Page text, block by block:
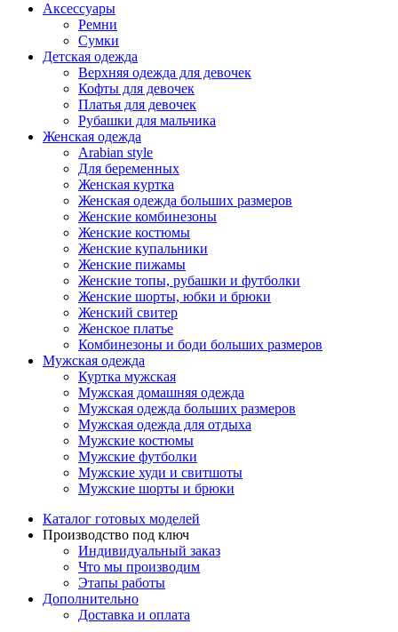
Аксессуары
Ремни
Сумки
Детская одежда
Верхняя одежда для девочек
Кофты для девочек
Платья для девочек
Рубашки для мальчика
Женская одежда
Arabian style
Для беременных
Женская куртка
Женская одежда больших размеров
Женские комбинезоны
Женские костюмы
Женские купальники
Женские пижамы
Женские топы, рубашки и футболки
Женские шорты, юбки и брюки
Женский свитер
Женское платье
Комбинезоны и боди больших размеров
Мужская одежда
Куртка мужская
Мужская домашняя одежда
Мужская одежда больших размеров
Мужская одежда для отдыха
Мужские костюмы
Мужские футболки
Мужские худи и свитшоты
Мужские шорты и брюки
Каталог готовых моделей
Производство под ключ
Индивидуальный заказ
Что мы производим
Этапы работы
Дополнительно
Доставка и оплата